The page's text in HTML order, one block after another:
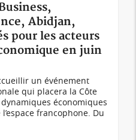
Abidjan,
pour les acteurs
en juin
un événement
qui placera la Côte
économiques
francophone. Du